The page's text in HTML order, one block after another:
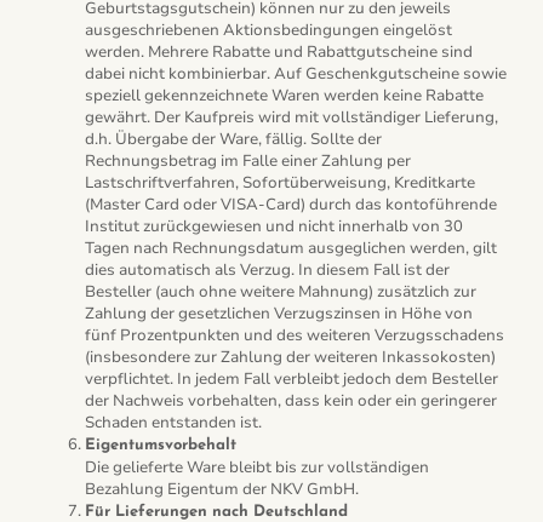
Geburtstagsgutschein) können nur zu den jeweils
ausgeschriebenen Aktionsbedingungen eingelöst
werden. Mehrere Rabatte und Rabattgutscheine sind
dabei nicht kombinierbar. Auf Geschenkgutscheine sowie
speziell gekennzeichnete Waren werden keine Rabatte
gewährt. Der Kaufpreis wird mit vollständiger Lieferung,
d.h. Übergabe der Ware, fällig. Sollte der
Rechnungsbetrag im Falle einer Zahlung per
Lastschriftverfahren, Sofortüberweisung, Kreditkarte
(Master Card oder VISA-Card) durch das kontoführende
Institut zurückgewiesen und nicht innerhalb von 30
Tagen nach Rechnungsdatum ausgeglichen werden, gilt
dies automatisch als Verzug. In diesem Fall ist der
Besteller (auch ohne weitere Mahnung) zusätzlich zur
Zahlung der gesetzlichen Verzugszinsen in Höhe von
fünf Prozentpunkten und des weiteren Verzugsschadens
(insbesondere zur Zahlung der weiteren Inkassokosten)
verpflichtet. In jedem Fall verbleibt jedoch dem Besteller
der Nachweis vorbehalten, dass kein oder ein geringerer
Schaden entstanden ist.
Eigentumsvorbehalt
Die gelieferte Ware bleibt bis zur vollständigen
Bezahlung Eigentum der NKV GmbH.
Für Lieferungen nach Deutschland